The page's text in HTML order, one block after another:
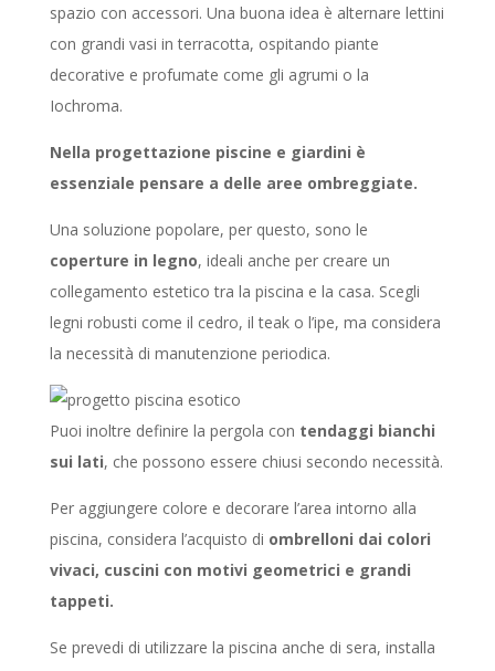
spazio con accessori. Una buona idea è alternare lettini
con grandi vasi in terracotta, ospitando piante
decorative e profumate come gli agrumi o la
Iochroma.
Nella progettazione piscine e giardini è
essenziale pensare a delle aree ombreggiate.
Una soluzione popolare, per questo, sono le
coperture in legno, ideali anche per creare un
collegamento estetico tra la piscina e la casa. Scegli
legni robusti come il cedro, il teak o l’ipe, ma considera
la necessità di manutenzione periodica.
Puoi inoltre definire la pergola con tendaggi bianchi
sui lati, che possono essere chiusi secondo necessità.
Per aggiungere colore e decorare l’area intorno alla
piscina, considera l’acquisto di ombrelloni dai colori
vivaci, cuscini con motivi geometrici e grandi
tappeti.
Se prevedi di utilizzare la piscina anche di sera, installa